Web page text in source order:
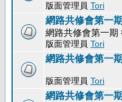
版面管理員 Tori
網路共修會第一
網路共修會第一期
版面管理員 Tori
網路共修會第一
版面管理員 Tori
網路共修會第一